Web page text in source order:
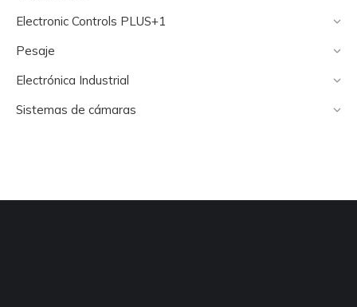
Electronic Controls PLUS+1
Pesaje
Electrónica Industrial
Sistemas de cámaras